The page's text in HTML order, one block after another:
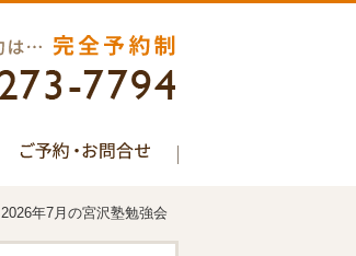
2026年7月の宮沢塾勉強会